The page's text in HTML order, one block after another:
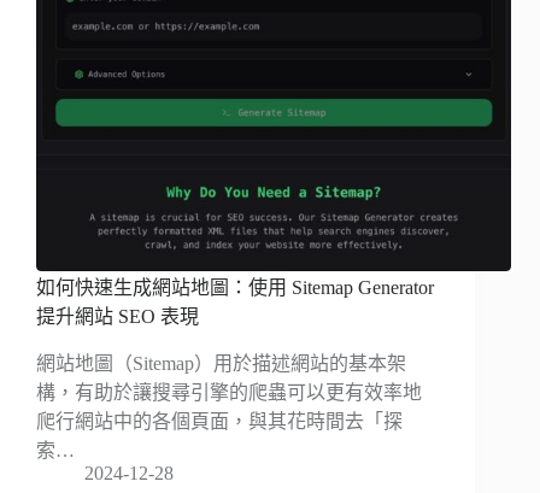
如何快速生成網站地圖：使用 Sitemap Generator
提升網站 SEO 表現
網站地圖（Sitemap）用於描述網站的基本架
構，有助於讓搜尋引擎的爬蟲可以更有效率地
爬行網站中的各個頁面，與其花時間去「探
索…
2024-12-28